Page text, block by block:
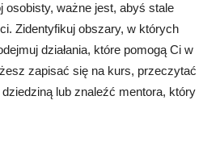
osobisty, ważne jest, abyś stale
Zidentyfikuj obszary, w których
działania, które pomogą Ci w
zapisać się na kurs, przeczytać
lub znaleźć mentora, który